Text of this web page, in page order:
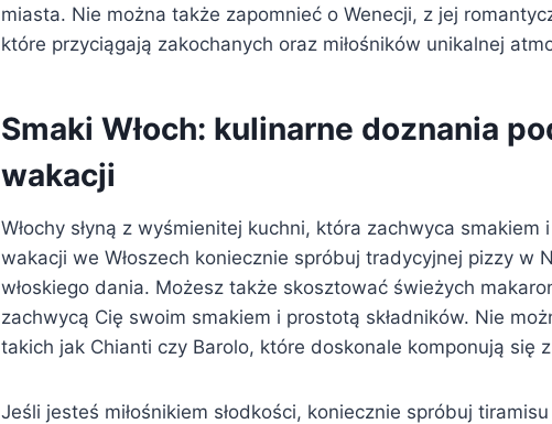
miasta. Nie można także zapomnieć o Wenecji, z jej
które przyciągają zakochanych oraz miłośników unikalnej
Smaki Włoch: kulinarne doznania
wakacji
Włochy słyną z wyśmienitej kuchni, która zachwyca smakiem
wakacji we Włoszech koniecznie spróbuj tradycyjnej pizzy w
włoskiego dania. Możesz także skosztować świeżych
zachwycą Cię swoim smakiem i prostotą składników. Nie
takich jak Chianti czy Barolo, które doskonale komponują się
Jeśli jesteś miłośnikiem słodkości, koniecznie spróbuj